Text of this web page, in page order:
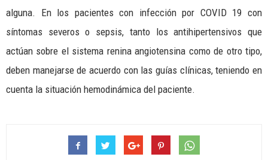
alguna. En los pacientes con infección por COVID 19 con
síntomas severos o sepsis, tanto los antihipertensivos que
actúan sobre el sistema renina angiotensina como de otro tipo,
deben manejarse de acuerdo con las guías clínicas, teniendo en
cuenta la situación hemodinámica del paciente.